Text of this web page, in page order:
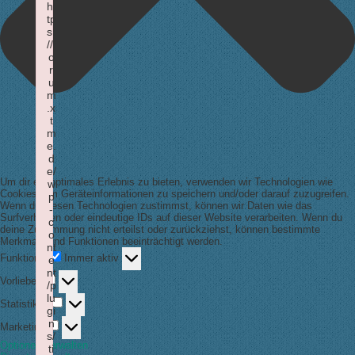
Um dir ein optimales Erlebnis zu bieten, verwenden wir Technologien wie
Cookies, um Geräteinformationen zu speichern und/oder darauf zuzugreifen.
Wenn du diesen Technologien zustimmst, können wir Daten wie das
Surfverhalten oder eindeutige IDs auf dieser Website verarbeiten. Wenn du
deine Zustimmung nicht erteilst oder zurückziehst, können bestimmte
Merkmale und Funktionen beeinträchtigt werden.
Funktional
Funktional
Immer aktiv
Vorlieben
Vorlieben
Statistiken Statistiken
Marketing
Marketing
Optionen verwalten
ht
tp
s:
//f
o
r
u
m
.x
t
m
e.
d
e/
w
p
-
c
o
nt
e
nt
/p
lu
gi
n
s/
ti